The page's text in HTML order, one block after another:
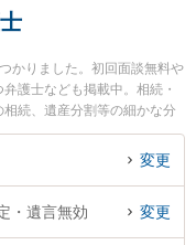
かりました。初回面談無料や
護士なども掲載中。相続・
続、遺産分割等の細かな分
律事務所の星 雄介弁護士や
法律事務所の須藤 晃海弁護
士を検索したい』『初回相
士に相談予約したい』など
変更
・遺言無効 変更